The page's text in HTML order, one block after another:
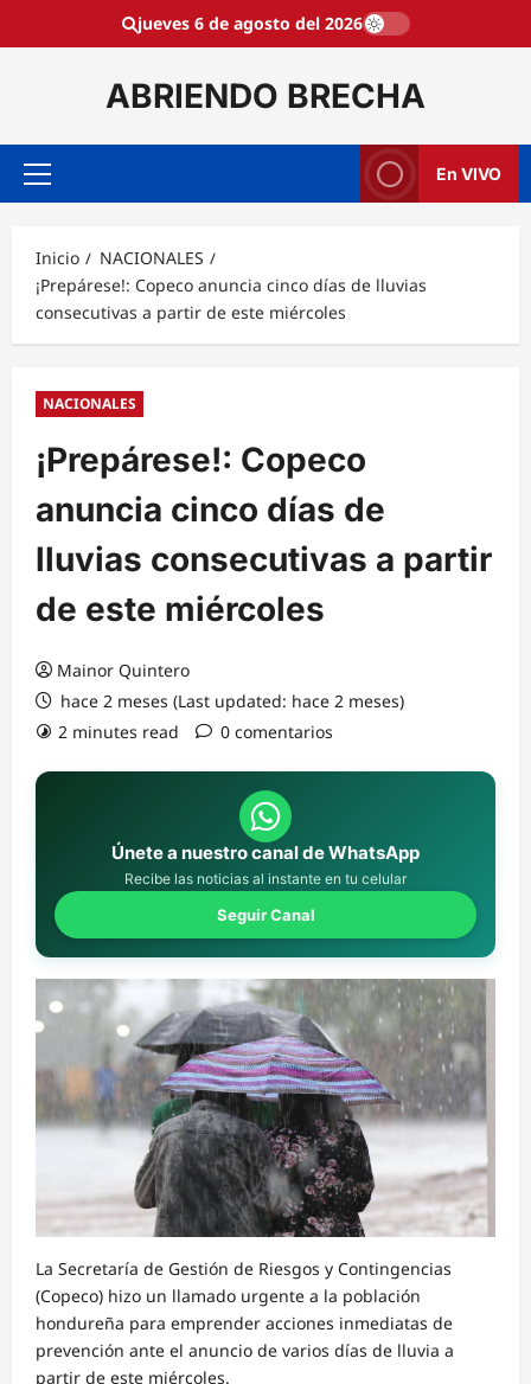
jueves 6 de agosto del 2026
ABRIENDO BRECHA
Menú
En VIVO
Inicio
NACIONALES
¡Prepárese!: Copeco anuncia cinco días de lluvias
consecutivas a partir de este miércoles
NACIONALES
¡Prepárese!: Copeco
anuncia cinco días de
lluvias consecutivas a partir
de este miércoles
Mainor Quintero
hace 2 meses (Last updated: hace 2 meses)
2 minutes read
0 comentarios
Únete a nuestro canal de WhatsApp
Recibe las noticias al instante en tu celular
Seguir Canal
La Secretaría de Gestión de Riesgos y Contingencias
(Copeco) hizo un llamado urgente a la población
hondureña para emprender acciones inmediatas de
prevención ante el anuncio de varios días de lluvia a
partir de este miércoles.